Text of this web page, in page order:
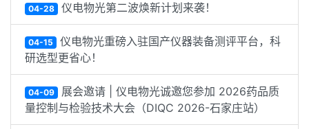
04-28 仪电物光第二波焕新计划来袭！
04-15 仪电物光重磅入驻国产仪器装备测评平台，科
研选型更省心！
04-09 展会邀请 | 仪电物光诚邀您参加 2026药品质
量控制与检验技术大会（DIQC 2026-石家庄站）